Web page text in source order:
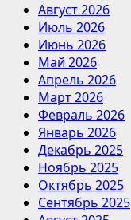
Август 2026
Июль 2026
Июнь 2026
Май 2026
Апрель 2026
Март 2026
Февраль 2026
Январь 2026
Декабрь 2025
Ноябрь 2025
Октябрь 2025
Сентябрь 2025